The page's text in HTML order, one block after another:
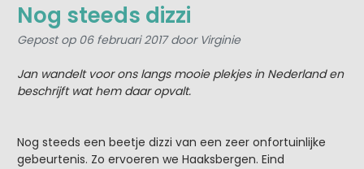
Nog steeds dizzi
Gepost op 06 februari 2017 door Virginie
Jan wandelt voor ons langs mooie plekjes in Nederland en
beschrijft wat hem daar opvalt.
Nog steeds een beetje dizzi van een zeer onfortuinlijke
gebeurtenis. Zo ervoeren we Haaksbergen. Eind